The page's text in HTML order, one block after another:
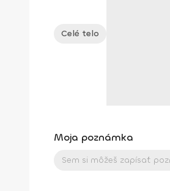
Celé telo
Moja poznámka